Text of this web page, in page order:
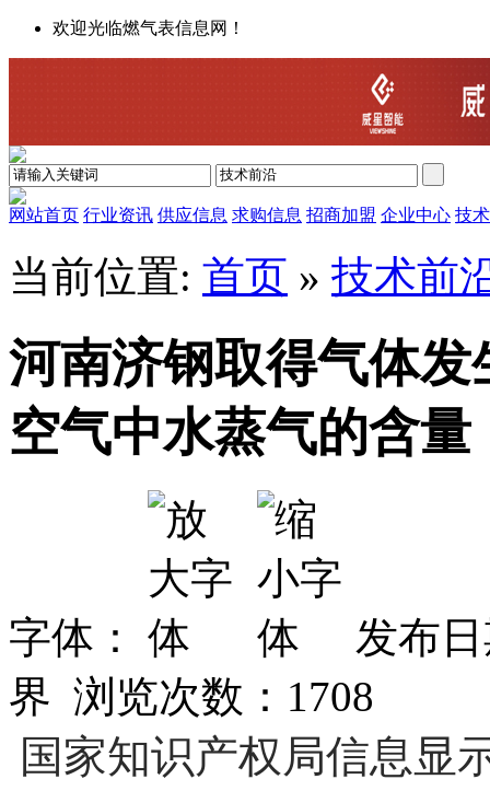
欢迎光临燃气表信息网！
网站首页 行业资讯 供应信息 求购信息 招商加盟 企业中心 技
当前位置: 首页 » 技术前
河南济钢取得气体
空气中水蒸气的含量
字体：
发布
界 浏览次数： 1708
国家知识产权局信息显